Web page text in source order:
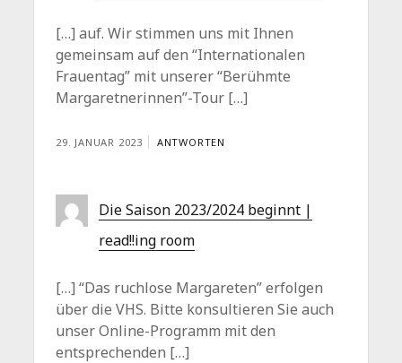
[…] auf. Wir stimmen uns mit Ihnen
gemeinsam auf den “Internationalen
Frauentag” mit unserer “Berühmte
Margaretnerinnen”-Tour […]
29. JANUAR 2023 ANTWORTEN
Die Saison 2023/2024 beginnt |
read!!ing room
[…] “Das ruchlose Margareten” erfolgen
über die VHS. Bitte konsultieren Sie auch
unser Online-Programm mit den
entsprechenden […]